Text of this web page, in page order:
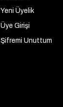
Yeni Üyelik
Üye Girişi
Şifremi Unuttum